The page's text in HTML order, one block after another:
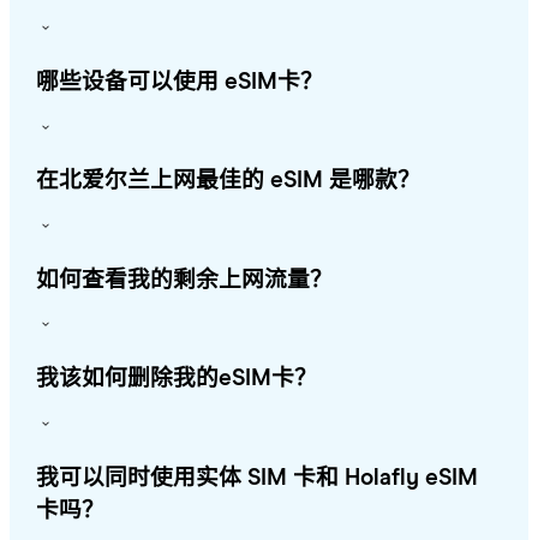
哪些设备可以使用 eSIM卡？
在北爱尔兰上网最佳的 eSIM 是哪款？
如何查看我的剩余上网流量？
我该如何删除我的eSIM卡？
我可以同时使用实体 SIM 卡和 Holafly eSIM
卡吗？